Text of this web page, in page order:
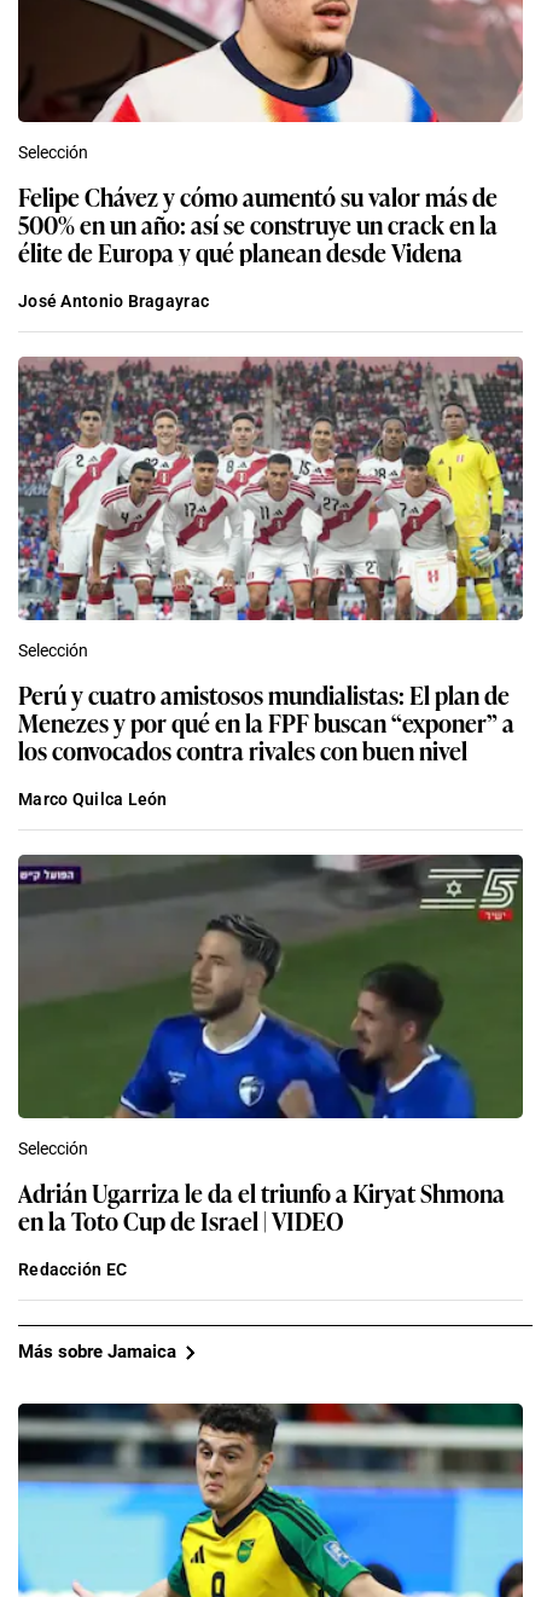
Selección
Felipe Chávez y cómo aumentó su valor más de
500% en un año: así se construye un crack en la
élite de Europa y qué planean desde Videna
José Antonio Bragayrac
Selección
Perú y cuatro amistosos mundialistas: El plan de
Menezes y por qué en la FPF buscan “exponer” a
los convocados contra rivales con buen nivel
Marco Quilca León
Selección
Adrián Ugarriza le da el triunfo a Kiryat Shmona
en la Toto Cup de Israel | VIDEO
Redacción EC
Más sobre Jamaica